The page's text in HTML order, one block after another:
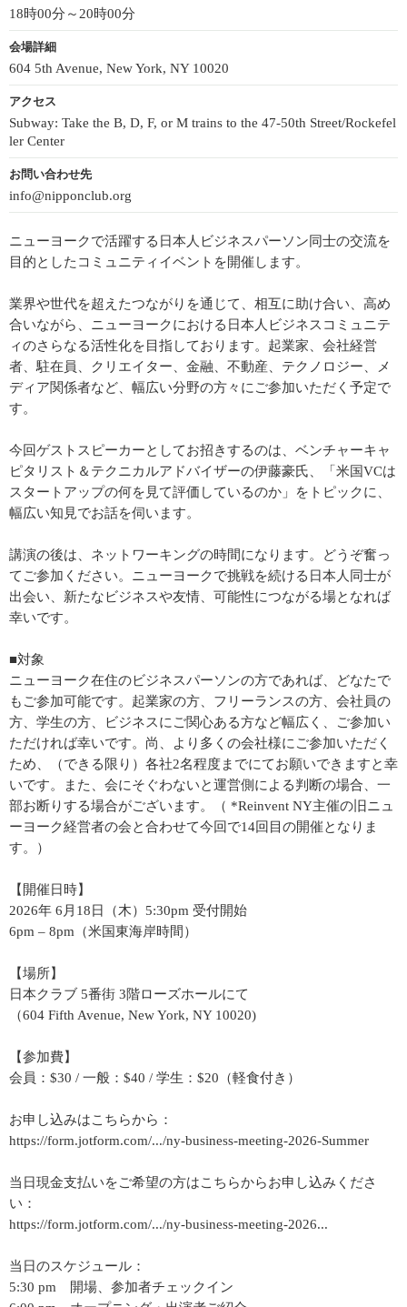
18時00分～20時00分
会場詳細
604 5th Avenue, New York, NY 10020
アクセス
Subway: Take the B, D, F, or M trains to the 47-50th Street/Rockefel
ler Center
お問い合わせ先
info@nipponclub.org
ニューヨークで活躍する日本人ビジネスパーソン同士の交流を
目的としたコミュニティイベントを開催します。
業界や世代を超えたつながりを通じて、相互に助け合い、高め
合いながら、ニューヨークにおける日本人ビジネスコミュニテ
ィのさらなる活性化を目指しております。起業家、会社経営
者、駐在員、クリエイター、金融、不動産、テクノロジー、メ
ディア関係者など、幅広い分野の方々にご参加いただく予定で
す。
今回ゲストスピーカーとしてお招きするのは、ベンチャーキャ
ピタリスト＆テクニカルアドバイザーの伊藤豪氏、「米国VCは
スタートアップの何を見て評価しているのか」をトピックに、
幅広い知見でお話を伺います。
講演の後は、ネットワーキングの時間になります。どうぞ奮っ
てご参加ください。ニューヨークで挑戦を続ける日本人同士が
出会い、新たなビジネスや友情、可能性につながる場となれば
幸いです。
■対象
ニューヨーク在住のビジネスパーソンの方であれば、どなたで
もご参加可能です。起業家の方、フリーランスの方、会社員の
方、学生の方、ビジネスにご関心ある方など幅広く、ご参加い
ただければ幸いです。尚、より多くの会社様にご参加いただく
ため、（できる限り）各社2名程度までにてお願いできますと幸
いです。また、会にそぐわないと運営側による判断の場合、一
部お断りする場合がございます。（ *Reinvent NY主催の旧ニュ
ーヨーク経営者の会と合わせて今回で14回目の開催となりま
す。）
【開催日時】
2026年 6月18日（木）5:30pm 受付開始
6pm – 8pm（米国東海岸時間）
【場所】
日本クラブ 5番街 3階ローズホールにて
（604 Fifth Avenue, New York, NY 10020)
【参加費】
会員：$30 / 一般：$40 / 学生：$20（軽食付き）
お申し込みはこちらから：
https://form.jotform.com/.../ny-business-meeting-2026-Summer
当日現金支払いをご希望の方はこちらからお申し込みくださ
い：
https://form.jotform.com/.../ny-business-meeting-2026...
当日のスケジュール：
5:30 pm 開場、参加者チェックイン